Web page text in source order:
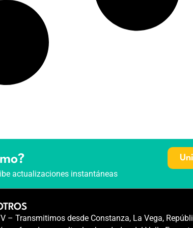
actualizaciones instantáneas
– Transmitimos desde Constanza, La Vega,